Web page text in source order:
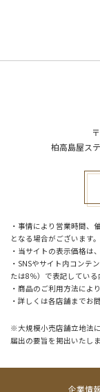
柏高島屋ス
・事情により営業時間、
となる場合がございます。
・当サイトの表示価格は
・SNSやサイト内コンテ
たは8％）で表記している
・商品のご利用方法によ
・詳しくは各店舗までお
※大規模小売店舗立地法
届出の要旨を掲出いたしま
企業情